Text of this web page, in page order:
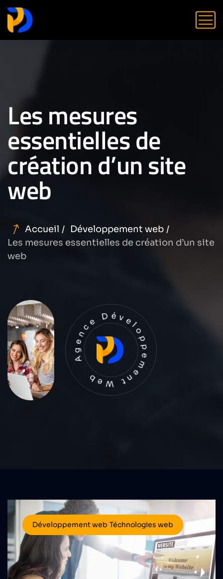
Les mesures
essentielles de
création d’un site
web
Accueil
Développement web
Les mesures essentielles de création d’un site
web
Agence Développement Web
Développement web,Téchnologies web